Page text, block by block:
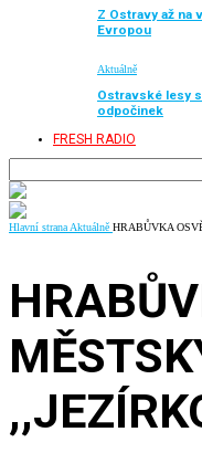
Z Ostravy až na
Evropou
Aktuálně
Ostravské lesy
odpočinek
FRESH RADIO
Hlavní strana Aktuálně HRABŮVKA